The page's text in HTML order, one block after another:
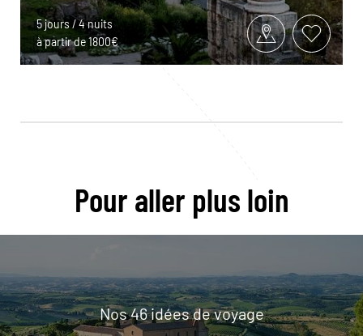
5 jours / 4 nuits
à partir de 1800€
Pour aller plus loin
Nos 46 idées de voyage